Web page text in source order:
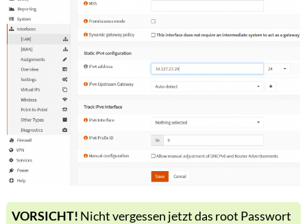
VORSICHT! Nicht vergessen jetzt das root Passwort